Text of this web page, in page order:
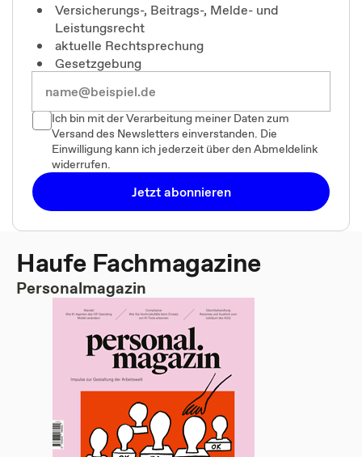
Versicherungs-, Beitrags-, Melde- und
Leistungsrecht
aktuelle Rechtsprechung
Gesetzgebung
Ich bin mit der Verarbeitung meiner Daten zum
Versand des Newsletters einverstanden. Die
Einwilligung kann ich jederzeit über den Abmeldelink
widerrufen.
Jetzt abonnieren
Haufe Fachmagazine
Personalmagazin